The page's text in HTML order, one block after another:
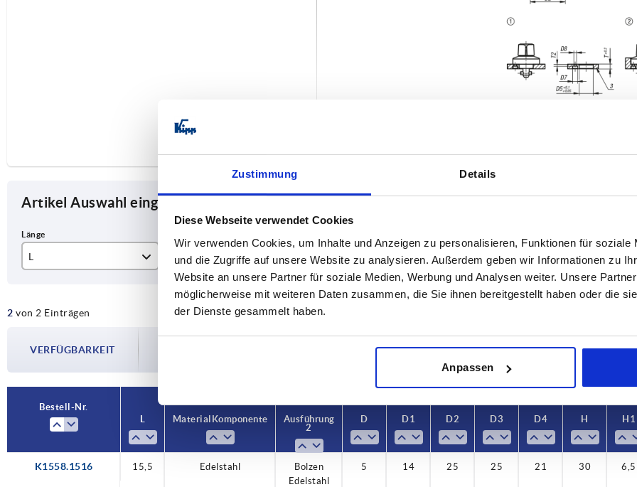
Zustimmung Details
Diese Webseite verwendet Cookies
Wir verwenden Cookies, um Inhalte und Anzeigen zu personalisieren, Funktionen für soziale
und die Zugriffe auf unsere Website zu analysieren. Außerdem geben wir Informationen zu
Website an unsere Partner für soziale Medien, Werbung und Analysen weiter. Unsere
möglicherweise mit weiteren Daten zusammen, die Sie ihnen bereitgestellt haben oder die
der Dienste gesammelt haben.
Anpassen
Artikel Auswahl eingrenzen
L
17
Material Komponente Ausführung 2 D
5
D1
2 von 2 Einträgen
VERFÜGBARKEIT
Die Verfügbarkeiten werden in regelmäßigen Abständen mehrmals täglich aktualisiert.
Im finalen Schritt vor Abschluss Ihrer Bestellung erfahren Sie das bestätigte
Bestell-Nr.
Material Komponente
Ausführung
2
D D1 D2 D3 D4 H H1
15,5 Edelstahl
Bolzen
Edelstahl
5 14 25 25 21 30 6,5
17 Edelstahl
Bolzen
Edelstahl
8 18 34 34 28 38 10
Bestell-Nr.
Material Komponente
Ausführung
2
D D1 D2 D3 D4 H H1
K1558.1516 15,5 Edelstahl
Bolzen
Edelstahl
5 14 25 25 21 30 6,5